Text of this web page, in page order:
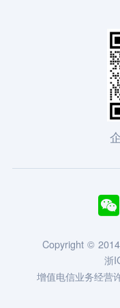

Copyright ©
浙
增值电信业务经营